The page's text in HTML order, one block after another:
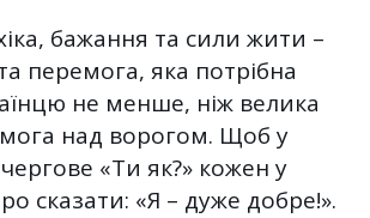
бажання та сили жити –
перемога, яка потрібна
не менше, ніж велика
над ворогом. Щоб у
«Ти як?» кожен у
сказати: «Я – дуже добре!».